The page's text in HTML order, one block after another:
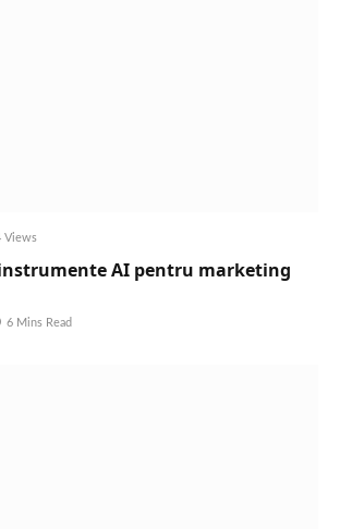
Views
AI pentru marketing
6 Mins Read